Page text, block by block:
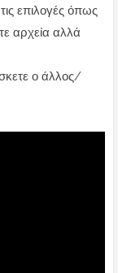
επιλογές όπως
αρχεία αλλά
ο άλλος/